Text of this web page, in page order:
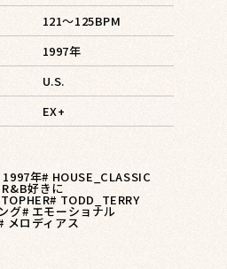
121〜125BPM
1997年
U.S.
EX+
1997年# HOUSE_CLASSIC
好きに
# TODD_TERRY
グ# エモーショナル
メロディアス